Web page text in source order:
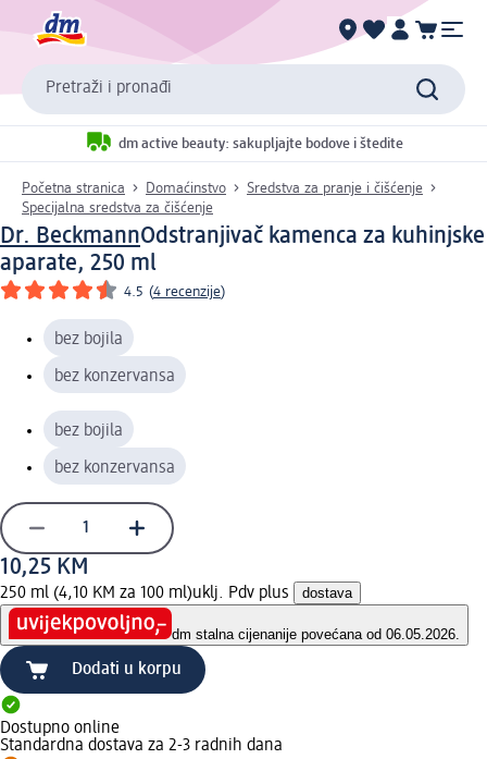
Pretraži i pronađi
dm active beauty: sakupljajte bodove i štedite
Početna stranica Domaćinstvo
Sredstva za pranje i čišćenje
Specijalna sredstva za čišćenje
Dr. BeckmannOdstranjivač kamenca za kuhinjske
aparate, 250 ml
4.5 (4 recenzije)
bez bojila
bez konzervansa
bez bojila
bez konzervansa
10,25 KM
250 ml (4,10 KM za 100 ml)uklj. Pdv plus dostava
dm stalna cijenanije povećana od 06.05.2026.
Dodati u korpu
Dostupno online
Standardna dostava za 2-3 radnih dana